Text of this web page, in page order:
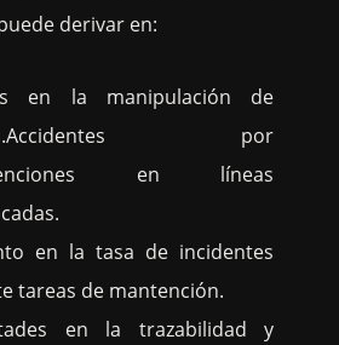
derivar en:
en la manipulación de
por
en líneas
en la tasa de incidentes
tareas de mantención.
en la trazabilidad y